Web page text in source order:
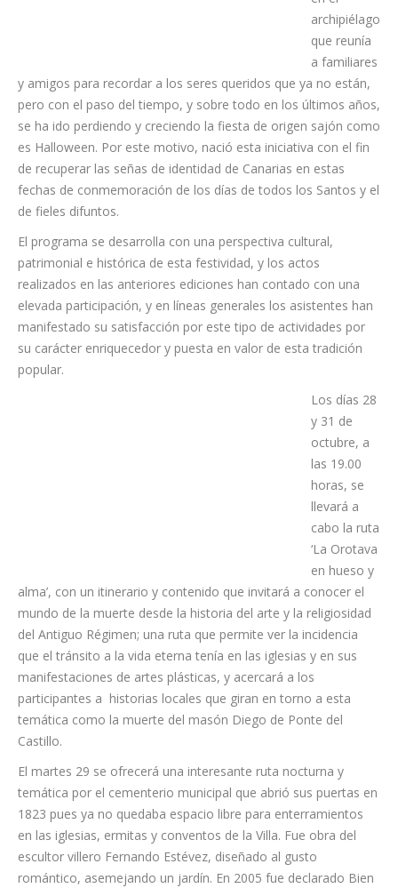
importante
en el
archipiélago
que reunía
a familiares
y amigos para recordar a los seres queridos que ya no están,
pero con el paso del tiempo, y sobre todo en los últimos años,
se ha ido perdiendo y creciendo la fiesta de origen sajón como
es Halloween. Por este motivo, nació esta iniciativa con el fin
de recuperar las señas de identidad de Canarias en estas
fechas de conmemoración de los días de todos los Santos y el
de fieles difuntos.
El programa se desarrolla con una perspectiva cultural,
patrimonial e histórica de esta festividad, y los actos
realizados en las anteriores ediciones han contado con una
elevada participación, y en líneas generales los asistentes han
manifestado su satisfacción por este tipo de actividades por
su carácter enriquecedor y puesta en valor de esta tradición
Los días 28
y 31 de
octubre, a
las 19.00
horas, se
llevará a
cabo la ruta
‘La Orotava
en hueso y
alma’, con un itinerario y contenido que invitará a conocer el
mundo de la muerte desde la historia del arte y la religiosidad
del Antiguo Régimen; una ruta que permite ver la incidencia
que el tránsito a la vida eterna tenía en las iglesias y en sus
manifestaciones de artes plásticas, y acercará a los
participantes a historias locales que giran en torno a esta
temática como la muerte del masón Diego de Ponte del
Castillo.
El martes 29 se ofrecerá una interesante ruta nocturna y
temática por el cementerio municipal que abrió sus puertas en
1823 pues ya no quedaba espacio libre para enterramientos
en las iglesias, ermitas y conventos de la Villa. Fue obra del